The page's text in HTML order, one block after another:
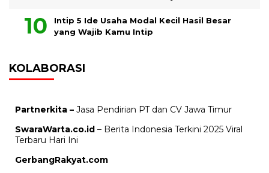
Intip 5 Ide Usaha Modal Kecil Hasil Besar
yang Wajib Kamu Intip
KOLABORASI
Partnerkita – Jasa Pendirian PT dan CV Jawa Timur
SwaraWarta.co.id – Berita Indonesia Terkini 2025 Viral
Terbaru Hari Ini
GerbangRakyat.com